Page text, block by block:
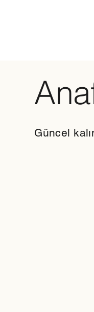
Güncel